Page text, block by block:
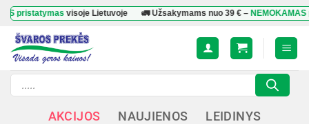
Skip
content
visoje Lietuvoje 🚛 Užsakymams nuo39 €–NEMOKAMAS
Products
search
AKCIJOS NAUJIENOS LEIDINYS